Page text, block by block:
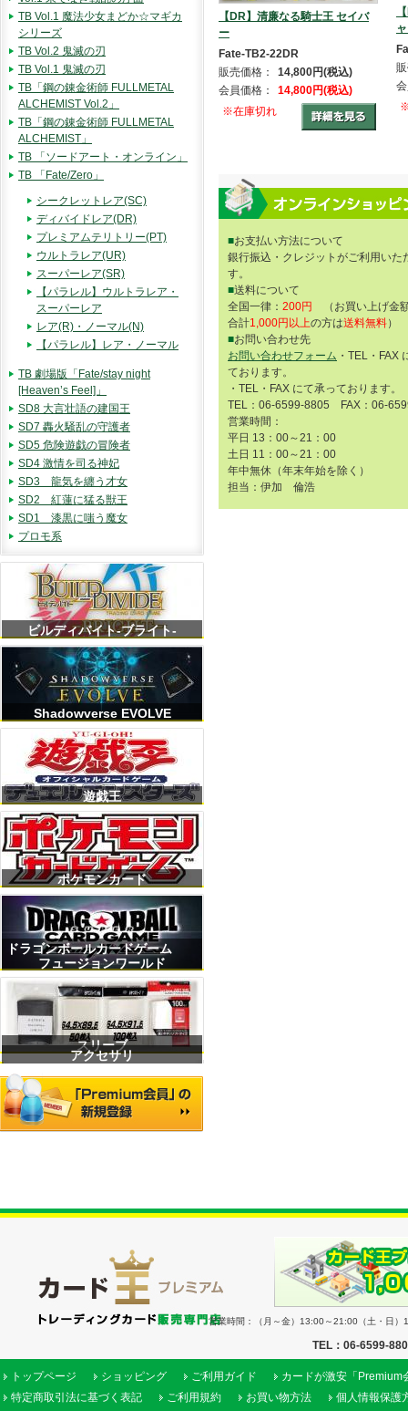
【DR】清廉なる騎士王 セイバ
ー
Fate-TB2-22DR
販売価格：
14,800円(税込)
会員価格：
14,800円(税込)
※在庫切れ
■お支払い方法について
銀行振込・クレジットがご利用いた
す。
■送料について
全国一律： 200円
（お買い上げ金
合計1,000円以上の方は送料無料）
■お問い合わせ先
お問い合わせフォーム ・TEL・FAX
ております。
・TEL・FAX にて承っております。
TEL：06-6599-8805 FAX：06-
営業時間：
平日 13：00～21：00
土日 11：00～21：00
年中無休（年末年始を除く）
担当：伊加 倫浩
TB Vol.1 魔法少女まどか☆マギカ
シリーズ
TB Vol.2 鬼滅の刃
TB Vol.1 鬼滅の刃
TB「鋼の錬金術師 FULLMETAL
ALCHEMIST Vol.2」
TB「鋼の錬金術師 FULLMETAL
ALCHEMIST」
TB 「ソードアート・オンライン」
TB 「Fate/Zero」
シークレットレア(SC)
ディバイドレア(DR)
プレミアムテリトリー(PT)
ウルトラレア(UR)
スーパーレア(SR)
【パラレル】ウルトラレア・
スーパーレア
レア(R)・ノーマル(N)
【パラレル】レア・ノーマル
TB 劇場版「Fate/stay night
[Heaven’s Feel]」
SD8 大言壮語の建国王
SD7 轟火騒乱の守護者
SD5 危険遊戯の冒険者
SD4 激情を司る神妃
SD3 龍気を纏う才女
SD2 紅蓮に猛る獣王
SD1 漆黒に嗤う魔女
プロモ系
ビルディバイト-ブライト-
Shadowverse EVOLVE
遊戯王
ポケモンカード
ドラゴンボールカードゲーム
フュージョンワールド
スリーブ
アクセサリ
営業時間：（月～金）13:00～21:00（土・日
TEL：06-6599-
トップページ ショッピング ご利用ガイド
カードが激安「Premium
特定商取引法に基づく表記
ご利用規約 お買い物方法 個人情報保護